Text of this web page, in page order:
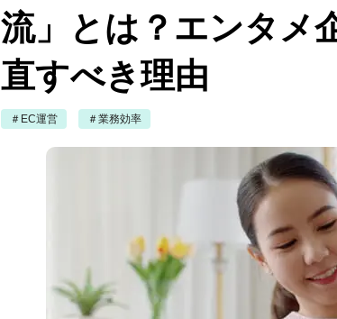
流」とは？エンタメ
直すべき理由
＃EC運営 ＃業務効率